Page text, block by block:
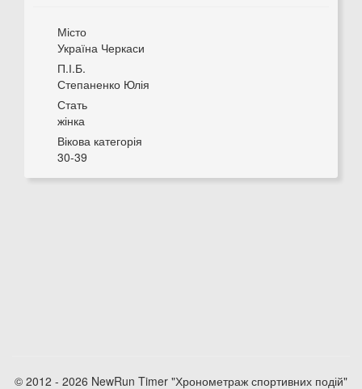
Місто
Україна Черкаси
П.І.Б.
Степаненко Юлія
Стать
жінка
Вікова категорія
30-39
© 2012 - 2026 NewRun Timer "Хронометраж спортивних подій"